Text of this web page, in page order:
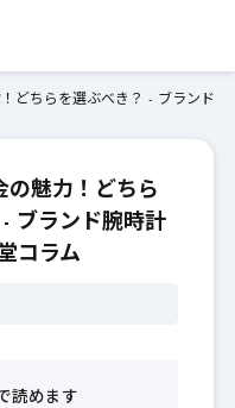
！どちらを選ぶべき？ - ブランド
の魅力！どちら
ブランド腕時計
コラム
読めます